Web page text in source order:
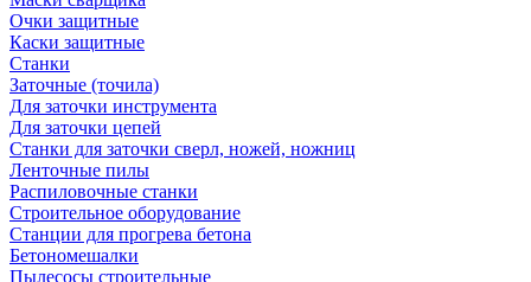
Очки защитные
Каски защитные
Станки
Заточные (точила)
Для заточки инструмента
Для заточки цепей
Станки для заточки сверл, ножей, ножниц
Ленточные пилы
Распиловочные станки
Строительное оборудование
Станции для прогрева бетона
Бетономешалки
Пылесосы строительные